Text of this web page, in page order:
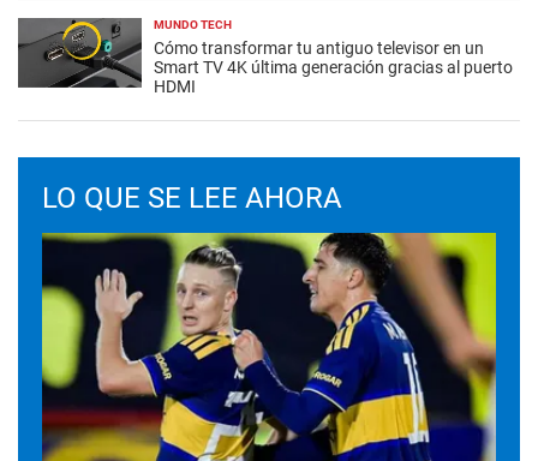
MUNDO TECH
Cómo transformar tu antiguo televisor en un
Smart TV 4K última generación gracias al puerto
HDMI
LO QUE SE LEE AHORA